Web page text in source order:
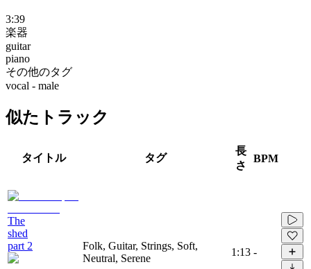
3:39
楽器
guitar
piano
その他のタグ
vocal - male
似たトラック
タイトル タグ
長
さ
BPM
The
shed
part 2
Folk, Guitar, Strings, Soft,
Neutral, Serene
1:13 -